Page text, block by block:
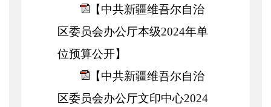
【中共新疆维吾尔自治
区委员会办公厅本级2024年单
位预算公开】
【中共新疆维吾尔自治
区委员会办公厅文印中心2024